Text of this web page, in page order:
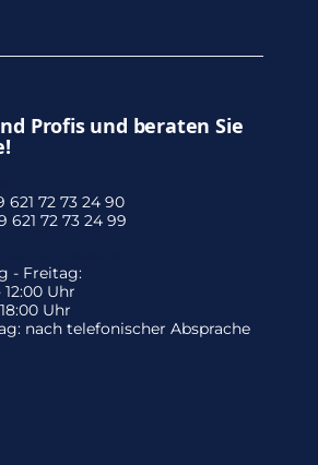
Profis und beraten Sie
621 72 73 24 90
621 72 73 24 99
- Freitag:
Uhr
Uhr
nach telefonischer Absprache